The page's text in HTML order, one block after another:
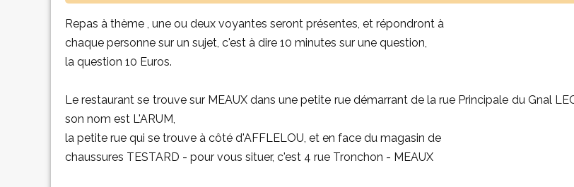
Repas à thème , une ou deux voyantes seront présentes, et répondront à
chaque personne sur un sujet, c'est à dire 10 minutes sur une question,
la question 10 Euros.
Le restaurant se trouve sur MEAUX dans une petite rue démarrant de la rue Principale du Gnal
son nom est L'ARUM,
la petite rue qui se trouve à côté d'AFFLELOU, et en face du magasin de
chaussures TESTARD - pour vous situer, c'est 4 rue Tronchon - MEAUX